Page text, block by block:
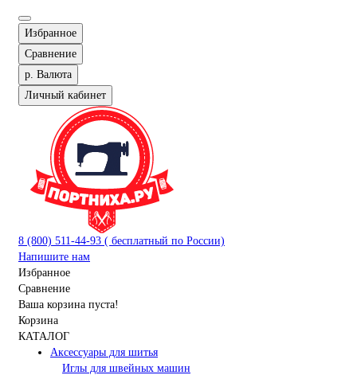
Избранное
Сравнение
р. Валюта
Личный кабинет
8 (800) 511-44-93 ( бесплатный по России)
Напишите нам
Избранное
Сравнение
Ваша корзина пуста!
Корзина
КАТАЛОГ
Аксессуары для шитья
Иглы для швейных машин